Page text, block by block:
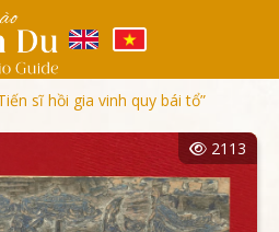
sĩ hồi gia vinh quy bái tổ”
2113